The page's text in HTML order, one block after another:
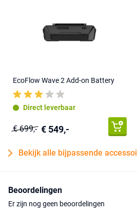
EcoFlow Wave 2 Add-on Battery
Direct leverbaar
€ 699,- € 549,-
Bekijk alle bijpassende
Beoordelingen
Er zijn nog geen beoordelingen